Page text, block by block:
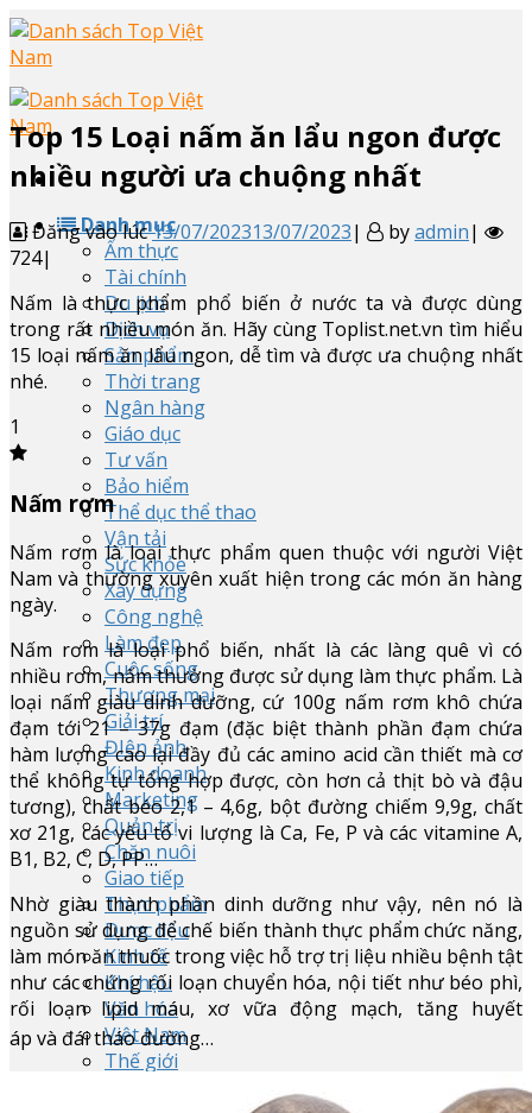
Skip
to
content
Danh mục
Ẩm thực
Tài chính
Du lịch
Dịch vụ
Sản phẩm
Thời trang
Ngân hàng
Giáo dục
Tư vấn
Bảo hiểm
Thể dục thể thao
Vận tải
Sức khỏe
Xây dựng
Công nghệ
Làm đẹp
Cuộc sống
Thương mại
Giải trí
ĐIện ảnh
Kinh doanh
Marketing
Quản trị
Chăn nuôi
Giao tiếp
Thực phẩm
Dược liệu
Kinh tế
Khí hậu
Văn hóa
Việt Nam
Thế giới
Top 15 Loại nấm ăn lẩu ngon được
nhiều người ưa chuộng nhất
Đăng vào lúc13/07/202313/07/2023| byadmin|
724|
Nấm là thực phẩm phổ biến ở nước ta và được dùng
trong rất nhiều món ăn. Hãy cùng Toplist.net.vn tìm hiểu
15 loại nấm ăn lẩu ngon, dễ tìm và được ưa chuộng nhất
nhé.
1
Nấm rơm
Nấm rơm là loại thực phẩm quen thuộc với người Việt
Nam và thường xuyên xuất hiện trong các món ăn hàng
ngày.
Nấm rơm là loại phổ biến, nhất là các làng quê vì có
nhiều rơm, nấm thường được sử dụng làm thực phẩm. Là
loại nấm giàu dinh dưỡng, cứ 100g nấm rơm khô chứa
đạm tới 21 – 37g đạm (đặc biệt thành phần đạm chứa
hàm lượng cao lại đầy đủ các amino acid cần thiết mà cơ
thể không tự tổng hợp được, còn hơn cả thịt bò và đậu
tương), chất béo 2,1 – 4,6g, bột đường chiếm 9,9g, chất
xơ 21g, các yếu tố vi lượng là Ca, Fe, P và các vitamine A,
B1, B2, C, D, PP…
Nhờ giàu thành phần dinh dưỡng như vậy, nên nó là
nguồn sử dụng để chế biến thành thực phẩm chức năng,
làm món ăn thuốc trong việc hỗ trợ trị liệu nhiều bệnh tật
như các chứng rối loạn chuyển hóa, nội tiết như béo phì,
rối loạn lipid máu, xơ vữa động mạch, tăng huyết
áp và đái tháo đường…